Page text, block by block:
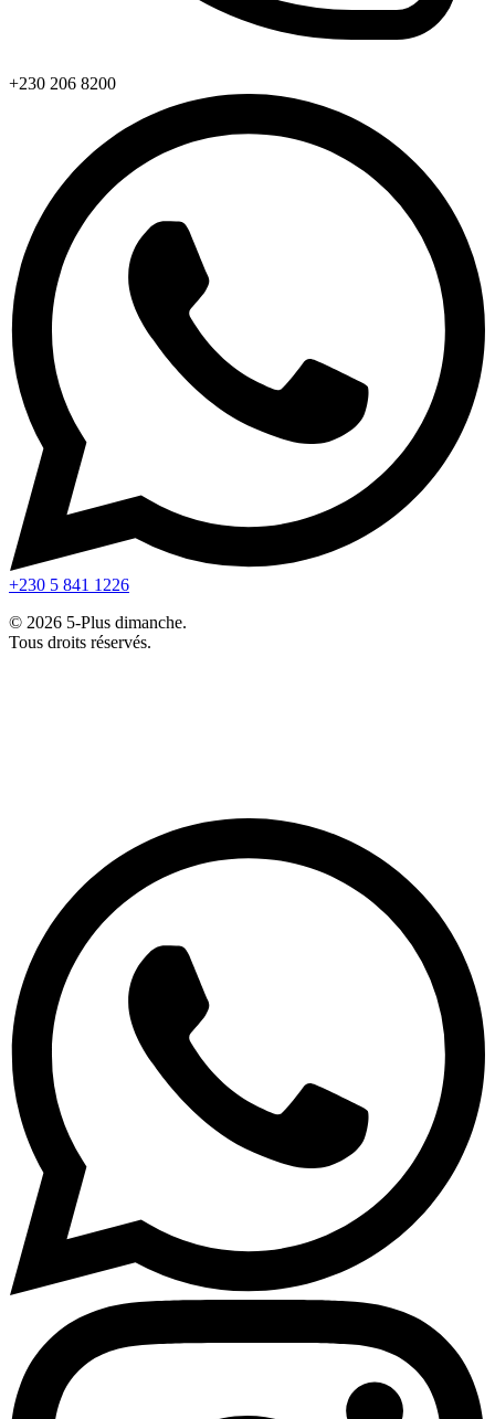
+230 206 8200
+230 5 841 1226
© 2026 5-Plus dimanche.
Tous droits réservés.